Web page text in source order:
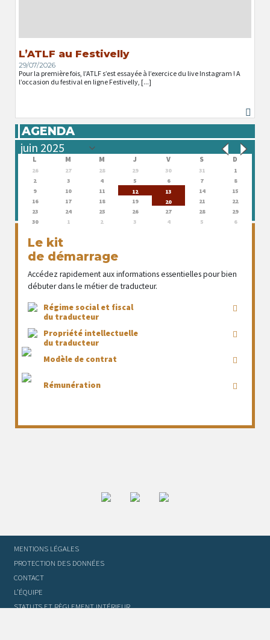
L’ATLF au Festivelly
29/07/2026
Pour la première fois, l’ATLF s’est essayée à l’exercice du live Instagram ! A
l’occasion du festival en ligne Festivelly, [...]
AGENDA
L M M J V S D
26 27 28 29 30 31
1
2
3 4 5 6 7
8
9
10 11 12 13 14
15
16
17 18 19 20 21
22
23
24 25 26 27 28
29
30
1 2 3 4 5 6
Le kit
de démarrage
Accédez rapidement aux informations essentielles pour bien
débuter dans le métier de traducteur.
Régime social et fiscal
du traducteur
Propriété intellectuelle
du traducteur
Modèle de contrat
Rémunération
MENTIONS LÉGALES
PROTECTION DES DONNÉES
CONTACT
L’ÉQUIPE
STATUTS ET RÈGLEMENT INTÉRIEUR